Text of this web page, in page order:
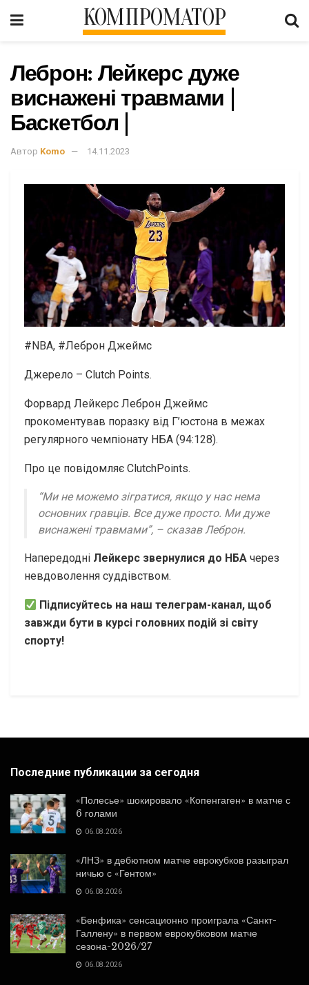
КОМПРОМАТОР
Леброн: Лейкерс дуже
виснажені травмами |
Баскетбол |
Автор Komo 14.11.2023
#NBA, #Леброн Джеймс
Джерело – Clutch Points.
Форвард Лейкерс Леброн Джеймс
прокоментував поразку від Г’юстона в межах
регулярного чемпіонату НБА (94:128).
Про це повідомляє СlutchPoints.
“Ми не можемо зігратися, якщо у нас нема
основних гравців. Все дуже просто. Ми дуже
виснажені травмами”, – сказав Леброн.
Напередодні Лейкерс звернулися до НБА через
невдоволення суддівством.
Підписуйтесь на наш телеграм-канал, щоб
завжди бути в курсі головних подій зі світу
спорту!
Последние публикации за сегодня
«Полесье» шокировало «Копенгаген» в матче с
6 голами
06.08.2026
«ЛНЗ» в дебютном матче еврокубков разыграл
ничью с «Гентом»
06.08.2026
«Бенфика» сенсационно проиграла «Санкт-
Галлену» в первом еврокубковом матче
сезона-2026/27
06.08.2026